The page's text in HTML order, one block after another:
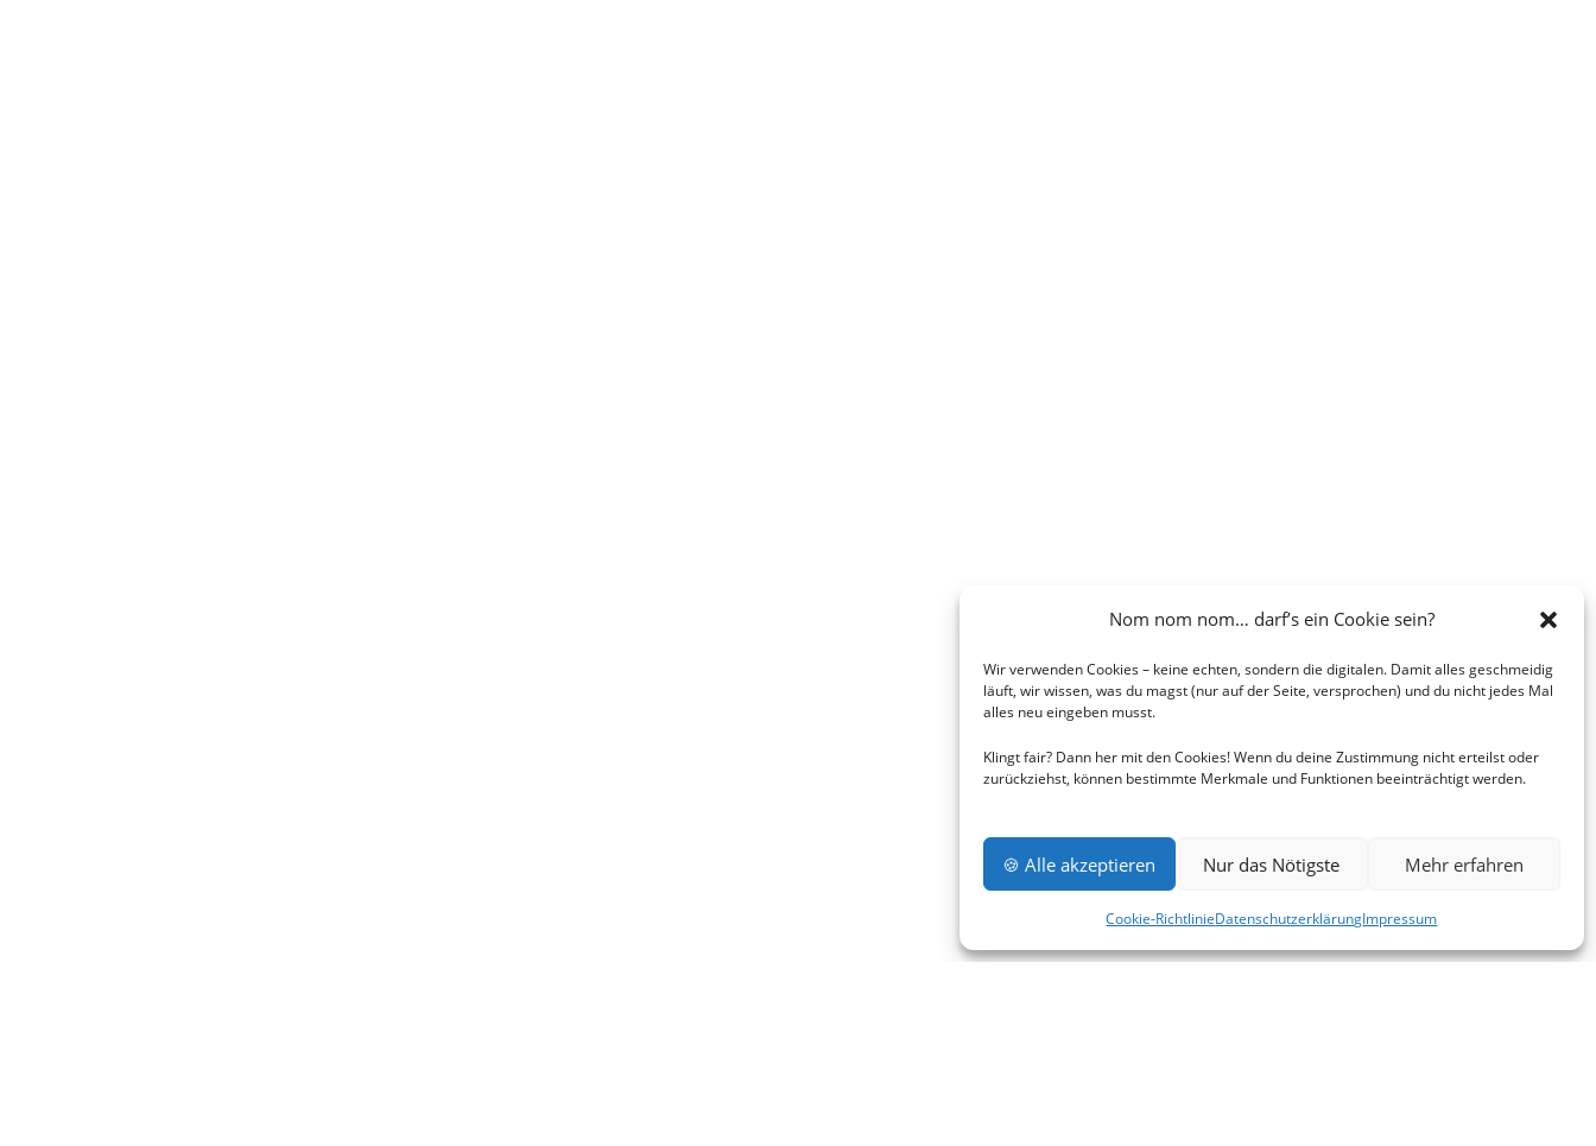
Nom nom nom… darf’s ein Cookie sein?
Wir verwenden Cookies – keine echten, sondern die digitalen. Damit alles geschmeidig
läuft, wir wissen, was du magst (nur auf der Seite, versprochen) und du nicht jedes Mal
alles neu eingeben musst.
Klingt fair? Dann her mit den Cookies! Wenn du deine Zustimmung nicht erteilst oder
zurückziehst, können bestimmte Merkmale und Funktionen beeinträchtigt werden.
🍪 Alle akzeptieren Nur das Nötigste Mehr erfahren
Cookie-RichtlinieDatenschutzerklärungImpressum